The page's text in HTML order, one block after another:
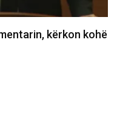
e gjuan me vezë